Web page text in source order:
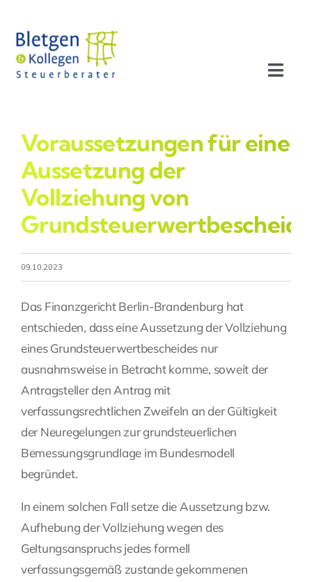
Inhalt
springen
Profil
Leistungen
Kontakt
Voraussetzungen für eine
Aussetzung der
Vollziehung von
09.10.2023
Das Finanzgericht Berlin-Brandenburg hat
entschieden, dass eine Aussetzung der Vollziehung
eines Grundsteuerwertbescheides nur
ausnahmsweise in Betracht komme, soweit der
Antragsteller den Antrag mit
verfassungsrechtlichen Zweifeln an der Gültigkeit
der Neuregelungen zur grundsteuerlichen
Bemessungsgrundlage im Bundesmodell
begründet.
In einem solchen Fall setze die Aussetzung bzw.
Aufhebung der Vollziehung wegen des
Geltungsanspruchs jedes formell
verfassungsgemäß zustande gekommenen